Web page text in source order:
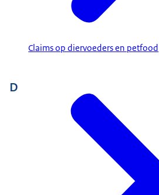
Claims op diervoeders en petfood
D